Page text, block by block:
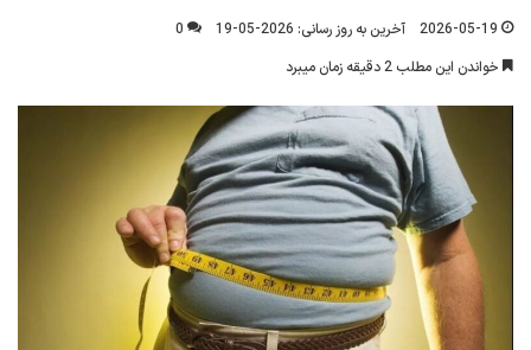
2026-05-19 آخرین به روز رسانی: 2026-05-19
0
خواندن این مطلب 2 دقیقه زمان میبرد